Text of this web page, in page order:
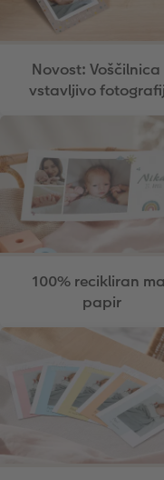
Novost: Voščilnica
vstavljivo
100% recikliran
papir